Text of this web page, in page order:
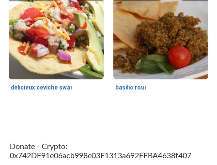
délicieux ceviche swai basilic roui
Donate - Crypto:
0x742DF91e06acb998e03F1313a692FFBA4638f407